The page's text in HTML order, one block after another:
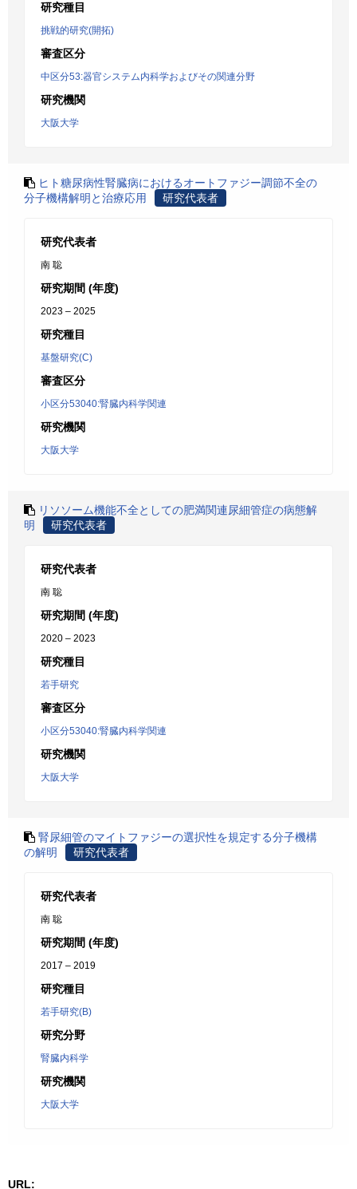
研究種目
挑戦的研究(開拓)
審査区分
中区分53:器官システム内科学およびその関連分野
研究機関
大阪大学
ヒト糖尿病性腎臓病におけるオートファジー調節不全の
分子機構解明と治療応用
研究代表者
研究代表者
南 聡
研究期間 (年度)
2023 – 2025
研究種目
基盤研究(C)
審査区分
小区分53040:腎臓内科学関連
研究機関
大阪大学
リソソーム機能不全としての肥満関連尿細管症の病態解
明
研究代表者
研究代表者
南 聡
研究期間 (年度)
2020 – 2023
研究種目
若手研究
審査区分
小区分53040:腎臓内科学関連
研究機関
大阪大学
腎尿細管のマイトファジーの選択性を規定する分子機構
の解明
研究代表者
研究代表者
南 聡
研究期間 (年度)
2017 – 2019
研究種目
若手研究(B)
研究分野
腎臓内科学
研究機関
大阪大学
URL: